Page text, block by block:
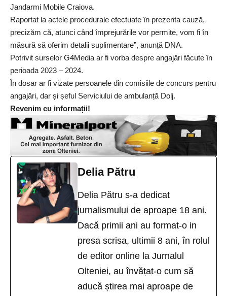
Jandarmi Mobile Craiova.
Raportat la actele procedurale efectuate în prezenta cauză,
precizăm că, atunci când împrejurările vor permite, vom fi în
măsură să oferim detalii suplimentare”, anunță DNA.
Potrivit surselor G4Media ar fi vorba despre angajări făcute în
perioada 2023 – 2024.
În dosar ar fi vizate persoanele din comisiile de concurs pentru
angajări, dar și șeful Serviciului de ambulanță Dolj.
Revenim cu informații!
Delia Pătru
Delia Pătru s-a dedicat
jurnalismului de aproape 18 ani.
Dacă primii ani au format-o in
presa scrisa, ultimii 8 ani, în rolul
de editor online la Jurnalul
Olteniei, au învățat-o cum să
aducă știrea mai aproape de